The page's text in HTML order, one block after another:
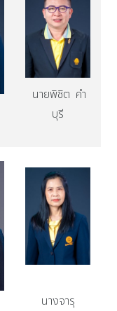
นายพิชิต คำ
บุรี
นางจารุ